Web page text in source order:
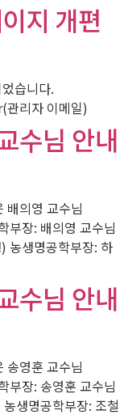
지 개편
습니다.
리자 이메일)
수님 안내
배의영 교수님
장: 배의영 교수님
농생명공학부장: 하
수님 안내
송영훈 교수님
장: 송영훈 교수님
생명공학부장: 조철